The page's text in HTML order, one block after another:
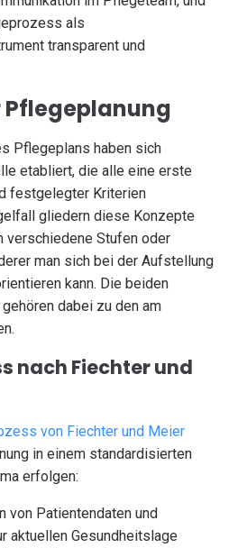
als
transparent und
Pflegeplans haben sich
etabliert, die alle eine erste
festgelegter Kriterien
gliedern diese Konzepte
verschiedene Stufen oder
man sich bei der Aufstellung
kann. Die beiden
dabei zu den am
nach Fiechter und
von Fiechter und Meier
in einem standardisierten
erfolgen:
von Patientendaten und
aktuellen Gesundheitslage